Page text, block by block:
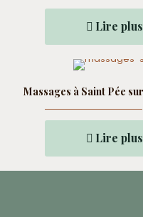
Lire plus
Massages à Saint Pée
Lire plus